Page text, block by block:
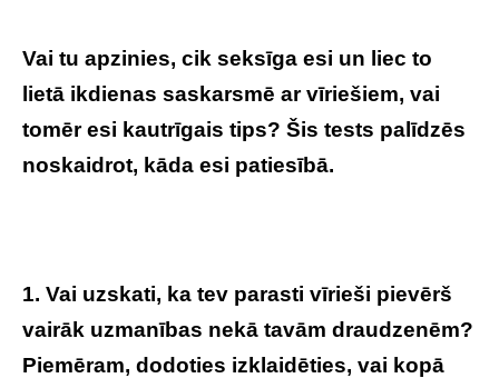
Vai tu apzinies, cik seksīga esi un liec to
lietā ikdienas saskarsmē ar vīriešiem, vai
tomēr esi kautrīgais tips? Šis tests palīdzēs
noskaidrot, kāda esi patiesībā.
1. Vai uzskati, ka tev parasti vīrieši pievērš
vairāk uzmanības nekā tavām draudzenēm?
Piemēram, dodoties izklaidēties, vai kopā